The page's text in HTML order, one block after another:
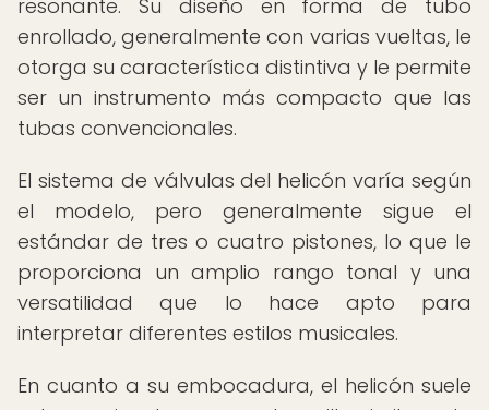
resonante. Su diseño en forma de tubo
enrollado, generalmente con varias vueltas, le
otorga su característica distintiva y le permite
ser un instrumento más compacto que las
tubas convencionales.
El sistema de válvulas del helicón varía según
el modelo, pero generalmente sigue el
estándar de tres o cuatro pistones, lo que le
proporciona un amplio rango tonal y una
versatilidad que lo hace apto para
interpretar diferentes estilos musicales.
En cuanto a su embocadura, el helicón suele